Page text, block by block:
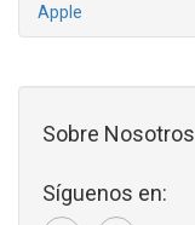
Apple
Sobre Nosotros
Síguenos en: